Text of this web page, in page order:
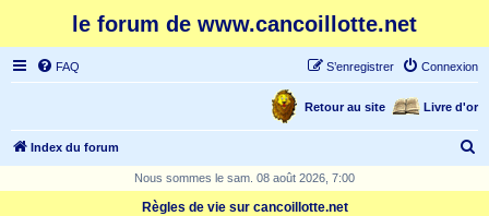
le forum de www.cancoillotte.net
FAQ Connexion
S’enregistrer
Livre d'or
Retour au site
Index du forum
Nous sommes le sam. 08 août 2026, 7:00
Règles de vie sur cancoillotte.net